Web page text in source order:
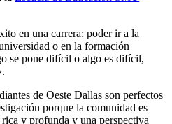
en una carrera: poder ir a la
o en la formación
se pone difícil o algo es difícil,
de Oeste Dallas son perfectos
porque la comunidad es
y profunda y una perspectiva